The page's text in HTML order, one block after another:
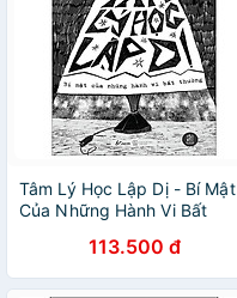
Tâm Lý Học Lập Dị - Bí Mật
Của Những Hành Vi Bất
113.500 đ